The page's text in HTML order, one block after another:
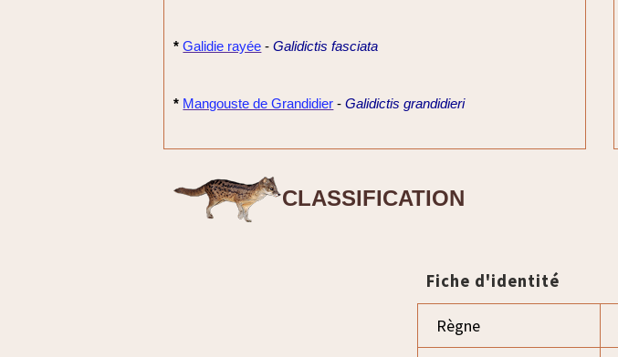
* Galidie rayée -Galidictis fasciata
* Mangouste de Grandidier -Galidictis grandidieri
CLASSIFICATION
Fiche d'identité
Règne